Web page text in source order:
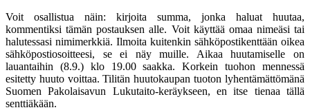
Voit osallistua näin: kirjoita summa, jonka haluat huutaa,
kommentiksi tämän postauksen alle. Voit käyttää omaa nimeäsi tai
halutessasi nimimerkkiä. Ilmoita kuitenkin sähköpostikenttään oikea
sähköpostiosoitteesi, se ei näy muille. Aikaa huutamiselle on
lauantaihin (8.9.) klo 19.00 saakka. Korkein tuohon mennessä
esitetty huuto voittaa. Tilitän huutokaupan tuoton lyhentämättömänä
Suomen Pakolaisavun Lukutaito-keräykseen, en itse tienaa tällä
senttiäkään.